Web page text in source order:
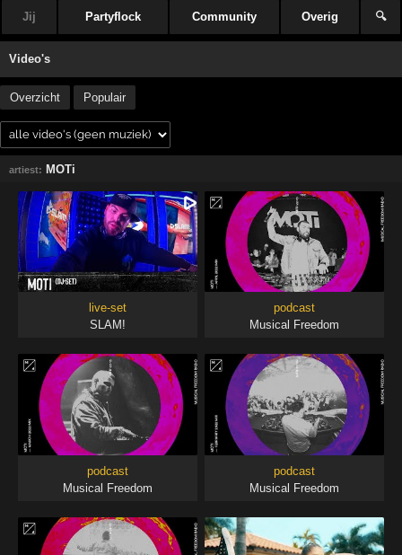
Jij Partyflock Community Overig 🔍
Video's
Overzicht Populair
artiest: MOTi
live-set
SLAM!
podcast
Musical Freedom
podcast
Musical Freedom
podcast
Musical Freedom